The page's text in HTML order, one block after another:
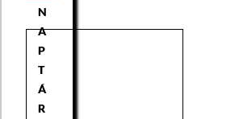
N
A
P
T
Á
R